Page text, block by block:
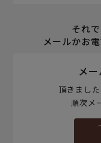
それ
メールかお
メ
頂きまし
順次メ